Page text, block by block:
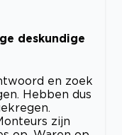
deskundige
en zoek
Hebben dus
zijn